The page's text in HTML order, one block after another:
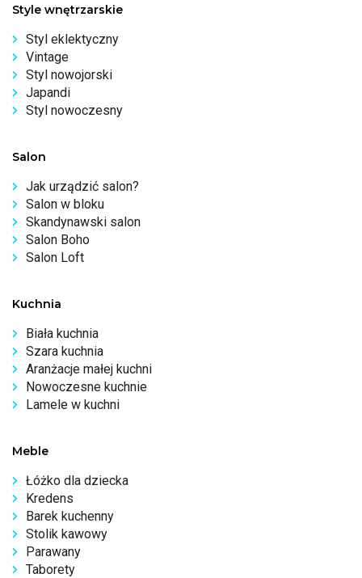
Style wnętrzarskie
Styl eklektyczny
Vintage
Styl nowojorski
Japandi
Styl nowoczesny
Salon
Jak urządzić salon?
Salon w bloku
Skandynawski salon
Salon Boho
Salon Loft
Kuchnia
Biała kuchnia
Szara kuchnia
Aranżacje małej kuchni
Nowoczesne kuchnie
Lamele w kuchni
Meble
Łóżko dla dziecka
Kredens
Barek kuchenny
Stolik kawowy
Parawany
Taborety